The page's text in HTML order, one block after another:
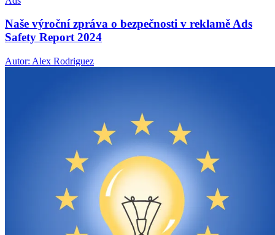
Naše výroční zpráva o bezpečnosti v reklamě Ads
Safety Report 2024
Autor: Alex Rodriguez